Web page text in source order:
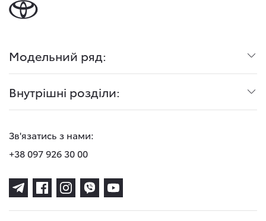
Модельний ряд:
Внутрішні розділи:
Зв'язатись з нами:
+38 097 926 30 00